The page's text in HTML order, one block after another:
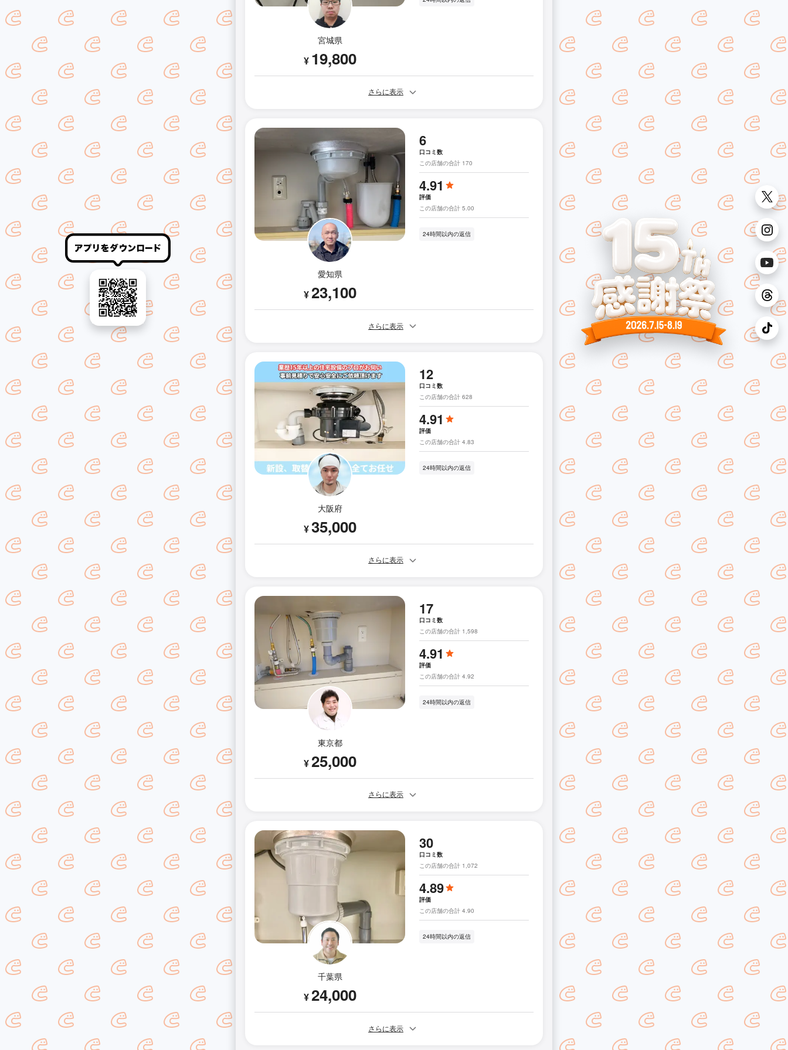
宮城県
¥ 19,800
さらに表示
愛知県
¥23,100
6
口コミ数
この店舗の合計 170
4.91
評価
この店舗の合計 5.00
24時間以内の返信
さらに表示
大阪府
¥35,000
12
口コミ数
この店舗の合計 628
4.91
評価
この店舗の合計 4.83
24時間以内の返信
さらに表示
東京都
¥25,000
17
口コミ数
この店舗の合計 1,598
4.91
評価
この店舗の合計 4.92
24時間以内の返信
さらに表示
千葉県
¥24,000
30
口コミ数
この店舗の合計 1,072
4.89
評価
この店舗の合計 4.90
24時間以内の返信
さらに表示